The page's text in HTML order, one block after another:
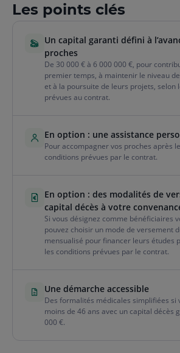
Les points clés
Un capital garanti défini à
proches
De 30 000 € à 6 000 000 €, pour
premier temps, à maintenir le niveau
et à la poursuite de leurs projets, selon
prévues au contrat.
En option : une assistance
Pour accompagner vos proches après
conditions prévues par le contrat.
En option : des modalités de
capital décès à votre
Si vous désignez comme bénéficiaires
pouvez choisir un mode de versement
mensualisé pour financer leurs études
les conditions prévues par le contrat.
Une démarche accessible
Des formalités médicales simplifiées si
moins de 46 ans avec un capital décès
000 €.